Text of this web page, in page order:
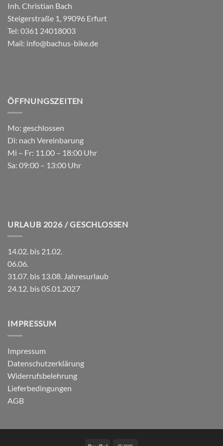
Inh. Christian Bach
Steigerstraße 1, 99096 Erfurt
Tel: 0361 24018003
Mail: info@bachus-bike.de
ÖFFNUNGSZEITEN
Mo: geschlossen
Di: nach Vereinbarung
Mi – Fr: 11.00 – 18:00 Uhr
Sa: 09:00 – 13:00 Uhr
URLAUB 2026 / GESCHLOSSEN
14.02. bis 21.02.
06.06.
31.07. bis 13.08. Jahresurlaub
24.12. bis 05.01.2027
IMPRESSUM
Impressum
Datenschutzerklärung
Widerrufsbelehrung
Lieferbedingungen
AGB